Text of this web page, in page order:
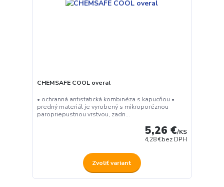
CHEMSAFE COOL overal
• ochranná antistatická kombinéza s kapucňou •
predný materiál je vyrobený s mikroporéznou
paropriepustnou vrstvou, zadn...
5,26 €/KS
4,28 €bez DPH
Zvoliť variant